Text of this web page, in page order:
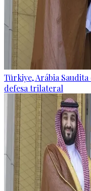
Türkiye, Arábia
defesa trilateral